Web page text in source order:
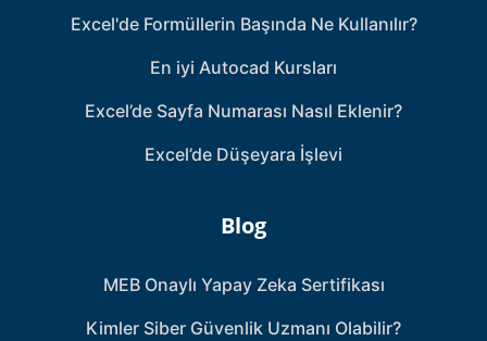
Excel'de Formüllerin Başında Ne Kullanılır?
En iyi Autocad Kursları
Excel’de Sayfa Numarası Nasıl Eklenir?
Excel’de Düşeyara İşlevi
Blog
MEB Onaylı Yapay Zeka Sertifikası
Kimler Siber Güvenlik Uzmanı Olabilir?